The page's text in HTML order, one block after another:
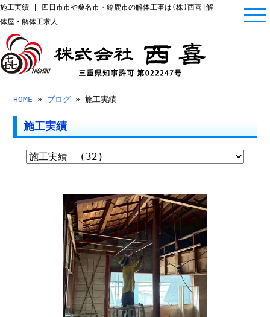
施工実績 | 四日市市や桑名市・鈴鹿市の解体工事は(株)西喜|解
体屋・解体工求人
HOME » ブログ » 施工実績
施工実績